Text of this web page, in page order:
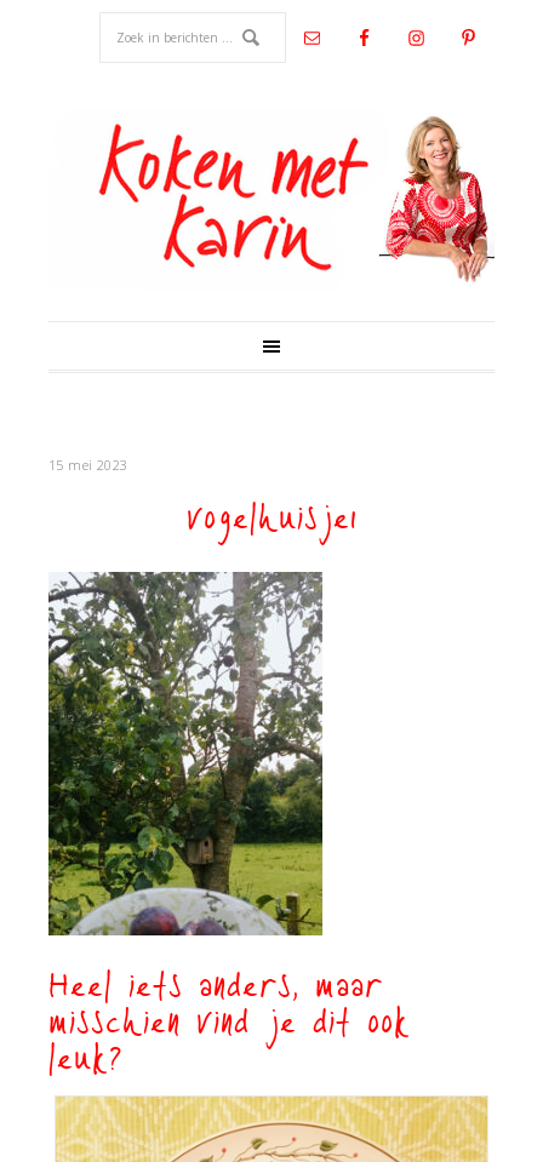
15 mei 2023
vogelhuisje1
Heel iets anders, maar
misschien vind je dit ook
leuk?